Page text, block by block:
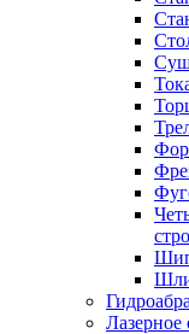
Лазерное